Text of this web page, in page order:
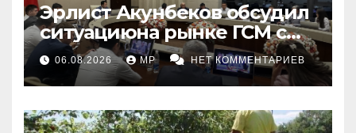
Эрлист Акунбеков обсудил
ситуациюна рынке ГСМ с
топливными компаниями
06.08.2026 MP НЕТ КОММЕНТАРИЕВ